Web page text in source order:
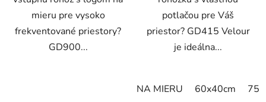
mieru pre vysoko
frekventované priestory?
GD900...
potlačou pre Váš
priestor? GD415 Velour
je ideálna...
NA MIERU 60x40cm